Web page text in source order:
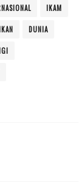
IKAM
DUNIA